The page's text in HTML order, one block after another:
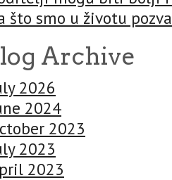
što smo u životu
Archive
2026
2024
2023
2023
2023